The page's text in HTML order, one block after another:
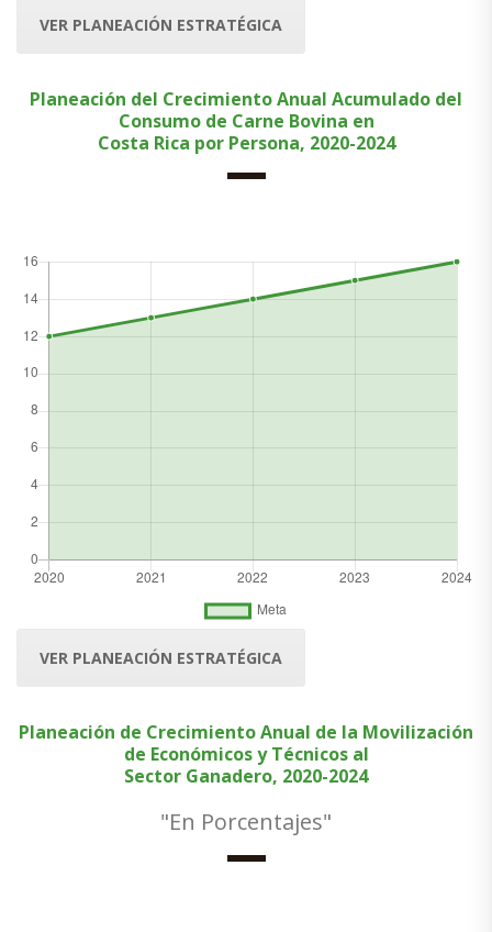
VER PLANEACIÓN ESTRATÉGICA
Planeación del Crecimiento Anual Acumulado del
Consumo de Carne Bovina en
Costa Rica por Persona, 2020-2024
VER PLANEACIÓN ESTRATÉGICA
Planeación de Crecimiento Anual de la Movilización
de Económicos y Técnicos al
Sector Ganadero, 2020-2024
"En Porcentajes"